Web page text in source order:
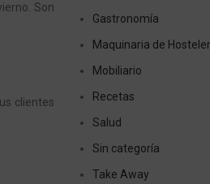
Son
clientes
Gastronomía
Maquinaria de
Mobiliario
Recetas
Salud
Sin categoría
Take Away